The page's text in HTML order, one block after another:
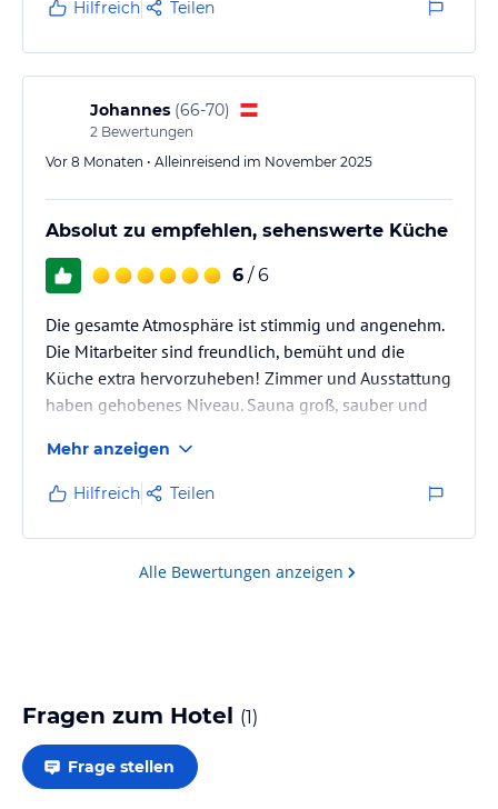
Hilfreich Teilen
Johannes (66-70)
2 Bewertungen
Vor 8 Monaten • Alleinreisend im November 2025
Absolut zu empfehlen, sehenswerte Küche
6 / 6
Die gesamte Atmosphäre ist stimmig und angenehm.
Die Mitarbeiter sind freundlich, bemüht und die
Küche extra hervorzuheben! Zimmer und Ausstattung
haben gehobenes Niveau. Sauna groß, sauber und
Mehr anzeigen
Hilfreich Teilen
Alle Bewertungen anzeigen
Fragen zum Hotel (1)
Frage stellen